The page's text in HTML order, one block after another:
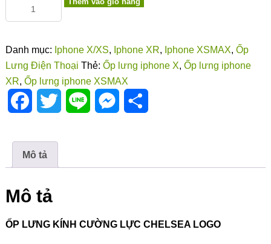
Danh mục: Iphone X/XS Iphone XR Iphone XSMAX Ốp
Lưng Điện Thoại Thẻ: Ốp lưng iphone X Ốp lưng iphone
XR Ốp lưng iphone XSMAX
FacebookTwitter Line Messenger
Mô tả
Mô tả
ỐP LƯNG KÍNH CƯỜNG LỰC CHELSEA LOGO